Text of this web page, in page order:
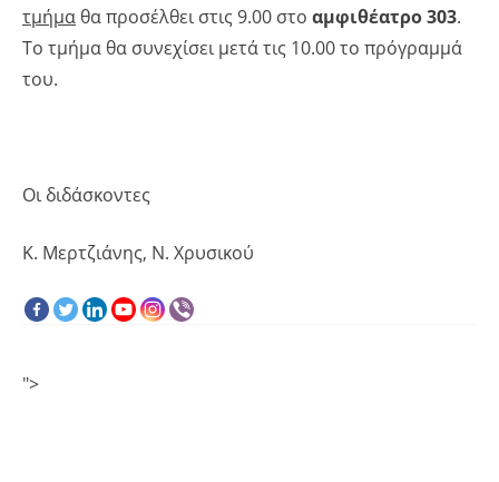
τμήμα θα προσέλθει στις 9.00 στο αμφιθέατρο 303.
Το τμήμα θα συνεχίσει μετά τις 10.00 το πρόγραμμά
του.
Οι διδάσκοντες
Κ. Μερτζιάνης, Ν. Χρυσικού
">